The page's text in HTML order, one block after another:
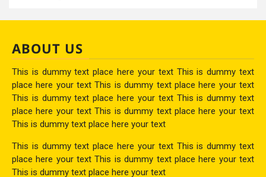
ABOUT US
This is dummy text place here your text This is dummy text
place here your text This is dummy text place here your text
This is dummy text place here your text This is dummy text
place here your text This is dummy text place here your text
This is dummy text place here your text
This is dummy text place here your text This is dummy text
place here your text This is dummy text place here your text
This is dummy text place here your text